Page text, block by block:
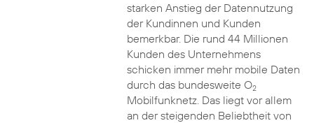
starken Anstieg der Datennutzung
der Kundinnen und Kunden
bemerkbar. Die rund 44 Millionen
Kunden des Unternehmens
schicken immer mehr mobile Daten
durch das bundesweite O2
Mobilfunknetz. Das liegt vor allem
an der steigenden Beliebtheit von